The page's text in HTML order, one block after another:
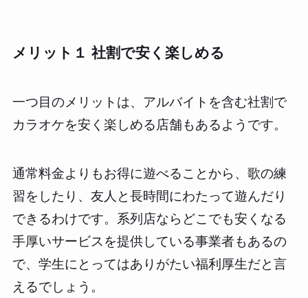
メリット１ 社割で安く楽しめる
一つ目のメリットは、アルバイトを含む社割で
カラオケを安く楽しめる店舗もあるようです。
通常料金よりもお得に遊べることから、歌の練
習をしたり、友人と長時間にわたって遊んだり
できるわけです。系列店ならどこでも安くなる
手厚いサービスを提供している事業者もあるの
で、学生にとってはありがたい福利厚生だと言
えるでしょう。